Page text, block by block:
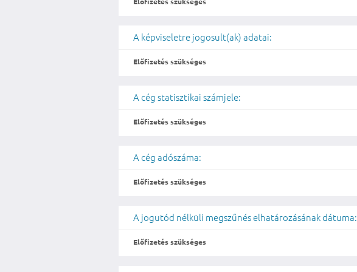
A képviseletre jogosult(ak) adatai:
Előfizetés szükséges
A cég statisztikai számjele:
Előfizetés szükséges
A cég adószáma:
Előfizetés szükséges
A jogutód nélküli megszűnés elhatározásának dátuma:
Előfizetés szükséges